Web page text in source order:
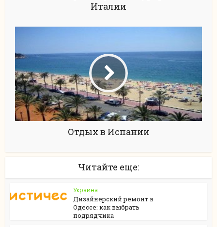
Италии
Отдых в Испании
Читайте еще:
Украина
Дизайнерский ремонт в
Одессе: как выбрать
подрядчика